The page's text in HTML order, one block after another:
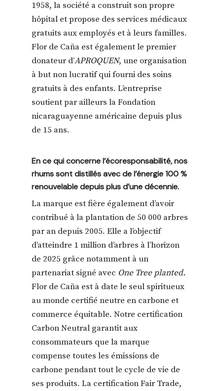
1958, la société a construit son propre
hôpital et propose des services médicaux
gratuits aux employés et à leurs familles.
Flor de Caña est également le premier
donateur d’APROQUEN, une organisation
à but non lucratif qui fourni des soins
gratuits à des enfants. L’entreprise
soutient par ailleurs la Fondation
nicaraguayenne américaine depuis plus
de 15 ans.
En ce qui concerne l’écoresponsabilité, nos
rhums sont distillés avec de l’énergie 100 %
renouvelable depuis plus d’une décennie.
La marque est fière également d’avoir
contribué à la plantation de 50 000 arbres
par an depuis 2005. Elle a l’objectif
d’atteindre 1 million d’arbres à l’horizon
de 2025 grâce notamment à un
partenariat signé avec One Tree planted.
Flor de Caña est à date le seul spiritueux
au monde certifié neutre en carbone et
commerce équitable. Notre certification
Carbon Neutral garantit aux
consommateurs que la marque
compense toutes les émissions de
carbone pendant tout le cycle de vie de
ses produits. La certification Fair Trade,